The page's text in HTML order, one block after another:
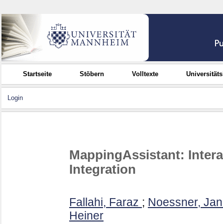
Startseite Stöbern Volltexte
Login
MappingAssistant:
Integration
Fallahi, Faraz ; Noessner, Jan
Heiner